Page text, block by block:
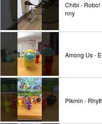
Chibi - Robo!
nny
Among Us -
Pikmin -